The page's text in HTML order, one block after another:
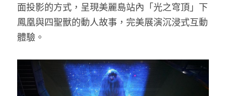
面投影的方式，呈現美麗島站內「光之穹頂」下
鳳凰與四聖獸的動人故事，完美展演沉浸式互動
體驗。